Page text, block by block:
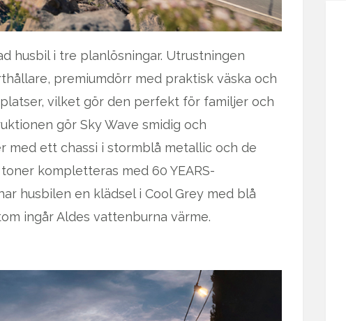
husbil i tre planlösningar. Utrustningen
premiumdörr med praktisk väska och
vilket gör den perfekt för familjer och
gör Sky Wave smidig och
med ett chassi i stormblå metallic och de
kompletteras med 60 YEARS-
husbilen en klädsel i Cool Grey med blå
ingår Aldes vattenburna värme.